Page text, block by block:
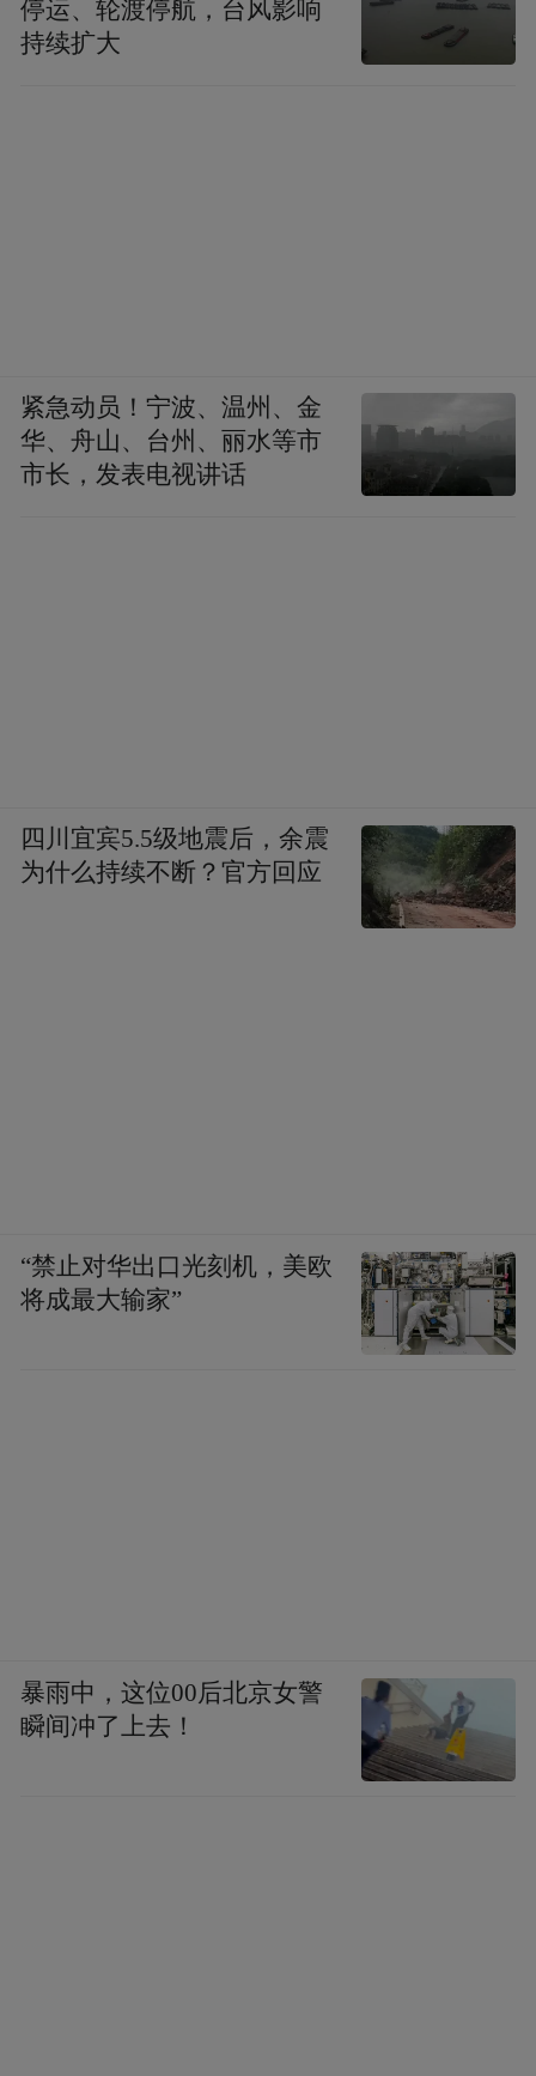
停运、轮渡停航，台风影响
持续扩大
紧急动员！宁波、温州、金
华、舟山、台州、丽水等市
市长，发表电视讲话
四川宜宾5.5级地震后，余震
为什么持续不断？官方回应
“禁止对华出口光刻机，美欧
将成最大输家”
暴雨中，这位00后北京女警
瞬间冲了上去！